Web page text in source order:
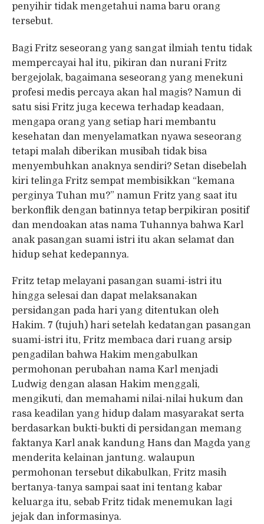
penyihir tidak mengetahui nama baru orang
tersebut.
Bagi Fritz seseorang yang sangat ilmiah tentu tidak
mempercayai hal itu, pikiran dan nurani Fritz
bergejolak, bagaimana seseorang yang menekuni
profesi medis percaya akan hal magis? Namun di
satu sisi Fritz juga kecewa terhadap keadaan,
mengapa orang yang setiap hari membantu
kesehatan dan menyelamatkan nyawa seseorang
tetapi malah diberikan musibah tidak bisa
menyembuhkan anaknya sendiri? Setan disebelah
kiri telinga Fritz sempat membisikkan “kemana
perginya Tuhan mu?” namun Fritz yang saat itu
berkonflik dengan batinnya tetap berpikiran positif
dan mendoakan atas nama Tuhannya bahwa Karl
anak pasangan suami istri itu akan selamat dan
hidup sehat kedepannya.
Fritz tetap melayani pasangan suami-istri itu
hingga selesai dan dapat melaksanakan
persidangan pada hari yang ditentukan oleh
Hakim. 7 (tujuh) hari setelah kedatangan pasangan
suami-istri itu, Fritz membaca dari ruang arsip
pengadilan bahwa Hakim mengabulkan
permohonan perubahan nama Karl menjadi
Ludwig dengan alasan Hakim menggali,
mengikuti, dan memahami nilai-nilai hukum dan
rasa keadilan yang hidup dalam masyarakat serta
berdasarkan bukti-bukti di persidangan memang
faktanya Karl anak kandung Hans dan Magda yang
menderita kelainan jantung. walaupun
permohonan tersebut dikabulkan, Fritz masih
bertanya-tanya sampai saat ini tentang kabar
keluarga itu, sebab Fritz tidak menemukan lagi
jejak dan informasinya.